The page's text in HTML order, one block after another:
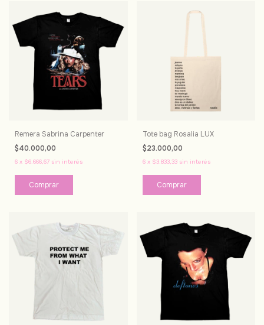
Remera Sabrina Carpenter
$40.000,00
6 x $6.666,67 sin interés
Comprar
Tote bag Rosalia LUX
$23.000,00
6 x $3.833,33 sin interés